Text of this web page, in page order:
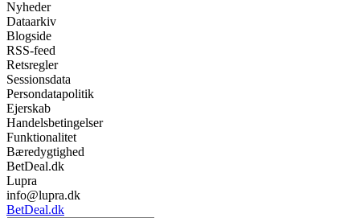
Nyheder
Dataarkiv
Blogside
RSS-feed
Retsregler
Sessionsdata
Persondatapolitik
Ejerskab
Handelsbetingelser
Funktionalitet
Bæredygtighed
BetDeal.dk
Lupra
info@lupra.dk
BetDeal.dk